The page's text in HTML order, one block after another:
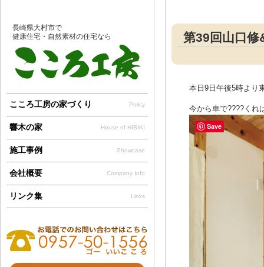
第39回山口
本日9日午後5時より
今から車で????くれ
長崎県大村市で
健康住宅・自然素材の住宅なら
こころ工房の家づくり Policy
響木の家 House of HIBIKI
施工事例 Showcase
会社概要 Company Info
リンク集 Links
Save